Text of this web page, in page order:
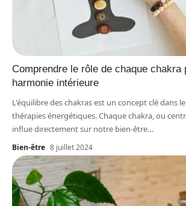
Comprendre le rôle de chaque chakra
harmonie intérieure
L'équilibre des chakras est un concept clé dans
thérapies énergétiques. Chaque chakra, ou
influe directement sur notre bien-être…
Bien-être 8 juillet 2024